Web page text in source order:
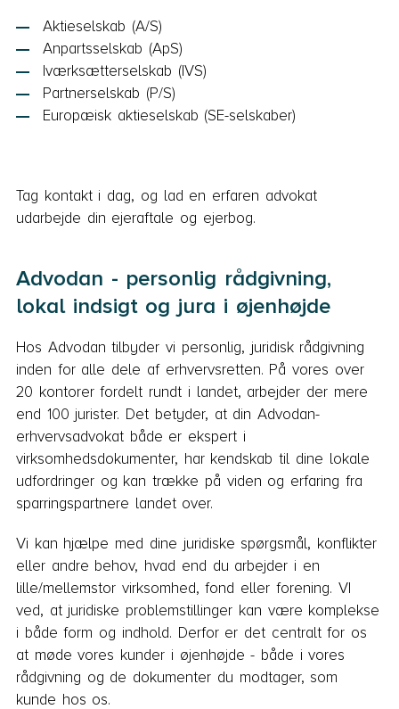
Aktieselskab (A/S)
Anpartsselskab (ApS)
Iværksætterselskab (IVS)
Partnerselskab (P/S)
Europæisk aktieselskab (SE-selskaber)
Tag kontakt i dag, og lad en erfaren advokat
udarbejde din ejeraftale og ejerbog.
Advodan - personlig rådgivning,
lokal indsigt og jura i øjenhøjde
Hos Advodan tilbyder vi personlig, juridisk rådgivning
inden for alle dele af erhvervsretten. På vores over
20 kontorer fordelt rundt i landet, arbejder der mere
end 100 jurister. Det betyder, at din Advodan-
erhvervsadvokat både er ekspert i
virksomhedsdokumenter, har kendskab til dine lokale
udfordringer og kan trække på viden og erfaring fra
sparringspartnere landet over.
Vi kan hjælpe med dine juridiske spørgsmål, konflikter
eller andre behov, hvad end du arbejder i en
lille/mellemstor virksomhed, fond eller forening. VI
ved, at juridiske problemstillinger kan være komplekse
i både form og indhold. Derfor er det centralt for os
at møde vores kunder i øjenhøjde - både i vores
rådgivning og de dokumenter du modtager, som
kunde hos os.